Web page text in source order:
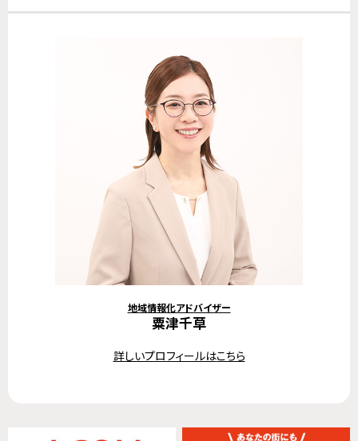
地域情報化アドバイザー
粟津千草
詳しいプロフィールはこちら